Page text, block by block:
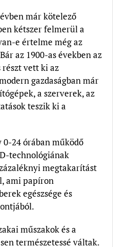
már kötelező
kétszer felmerül a
e értelme még az
az 1900-as években az
vett ki az
gazdaságban már
a szerverek, az
teszik ki a
0-24 órában működő
technológiának
megtakarítást
ami papíron
egészsége és
műszakok és a
természetessé váltak.